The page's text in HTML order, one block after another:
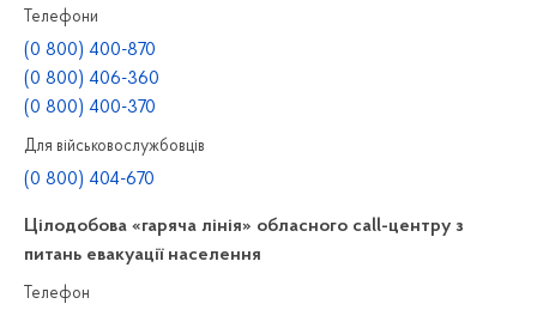
Телефони
(0 800) 400-870
(0 800) 406-360
(0 800) 400-370
Для військовослужбовців
(0 800) 404-670
Цілодобова «гаряча лінія» обласного call-центру з
питань евакуації населення
Телефон